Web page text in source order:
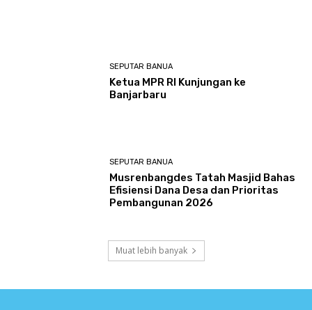
SEPUTAR BANUA
Ketua MPR RI Kunjungan ke
Banjarbaru
SEPUTAR BANUA
Musrenbangdes Tatah Masjid Bahas
Efisiensi Dana Desa dan Prioritas
Pembangunan 2026
Muat lebih banyak